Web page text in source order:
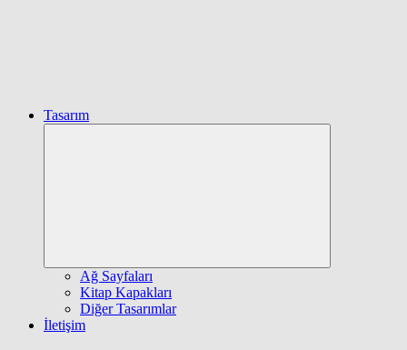
Tasarım
Ağ Sayfaları
Kitap Kapakları
Diğer Tasarımlar
İletişim